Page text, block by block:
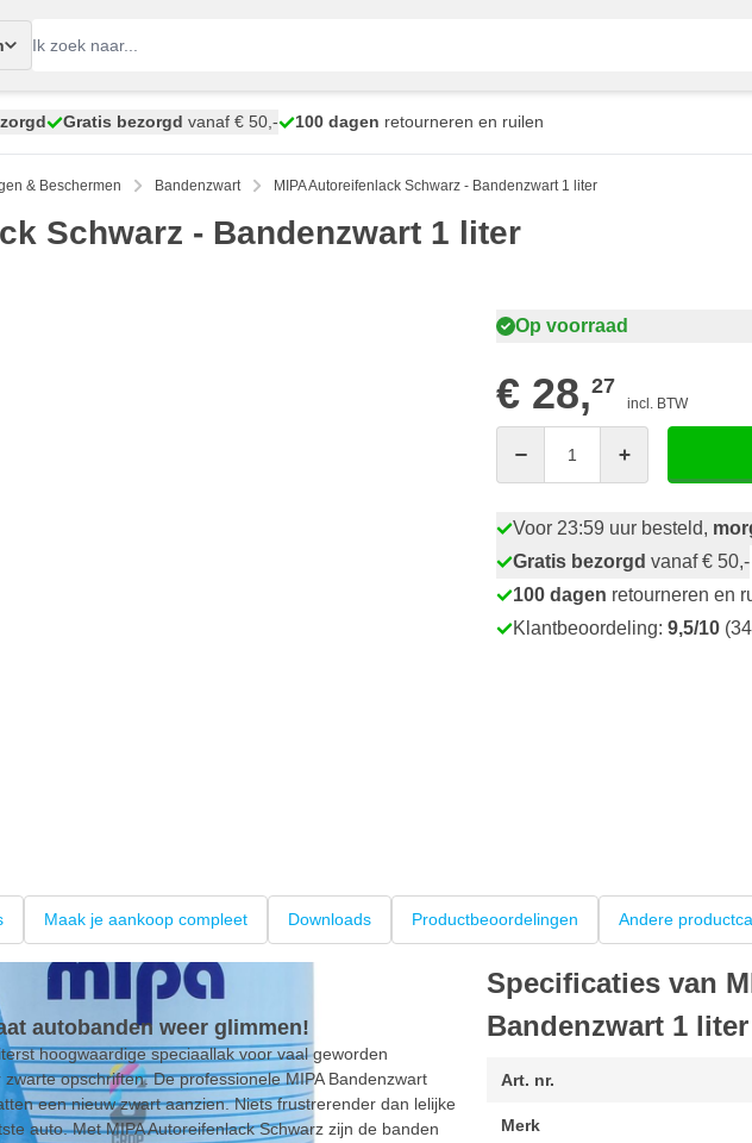
Gratis bezorgd vanaf € 50,- 100 dagen retourneren en ruilen
& Beschermen Bandenzwart MIPA Autoreifenlack Schwarz - Bandenzwart 1 liter
Schwarz - Bandenzwart 1 liter
Op voorraad
€ 28,27
incl. BTW
Voor 23:59 uur besteld,
Gratis bezorgd vanaf € 50,-
100 dagen retourneren en
Klantbeoordeling: 9,5/10
Maak je aankoop compleet Downloads Productbeoordelingen Andere
autobanden weer glimmen!
hoogwaardige speciaallak voor vaal geworden
opschriften. De professionele MIPA Bandenzwart
een nieuw zwart aanzien. Niets frustrerender dan lelijke
auto. Met MIPA Autoreifenlack Schwarz zijn de banden
Specificaties van
Bandenzwart 1 liter
Art. nr.
Merk